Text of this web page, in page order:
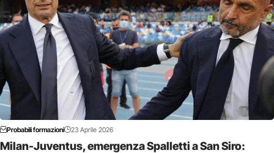
Probabili formazioni 23 Aprile 2026
Milan-Juventus, emergenza Spalletti a San Siro: